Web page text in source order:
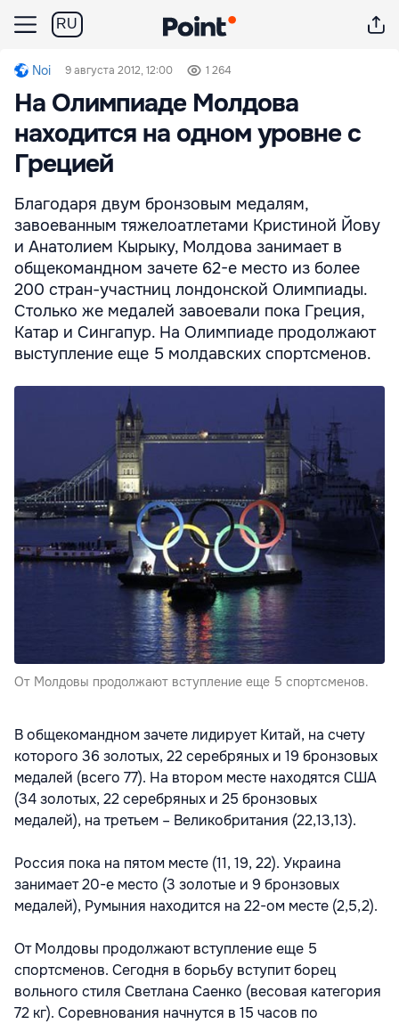
RU
Noi 9 августа 2012, 12:00 1 264
На Олимпиаде Молдова
находится на одном уровне с
Грецией
Благодаря двум бронзовым медалям,
завоеванным тяжелоатлетами Кристиной Йову
и Анатолием Кырыку, Молдова занимает в
общекомандном зачете 62-е место из более
200 стран-участниц лондонской Олимпиады.
Столько же медалей завоевали пока Греция,
Катар и Сингапур. На Олимпиаде продолжают
выступление еще 5 молдавских спортсменов.
От Молдовы продолжают вступление еще 5 спортсменов.
В общекомандном зачете лидирует Китай, на счету
которого 36 золотых, 22 серебряных и 19 бронзовых
медалей (всего 77). На втором месте находятся США
(34 золотых, 22 серебряных и 25 бронзовых
медалей), на третьем – Великобритания (22,13,13).
Россия пока на пятом месте (11, 19, 22). Украина
занимает 20-е место (3 золотые и 9 бронзовых
медалей), Румыния находится на 22-ом месте (2,5,2).
От Молдовы продолжают вступление еще 5
спортсменов. Сегодня в борьбу вступит борец
вольного стиля Светлана Саенко (весовая категория
72 кг). Соревнования начнутся в 15 часов по